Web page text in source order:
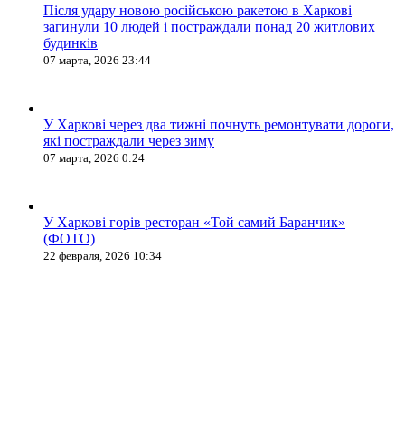
Після удару новою російською ракетою в Харкові
загинули 10 людей і постраждали понад 20 житлових
будинків
07 марта, 2026 23:44
У Харкові через два тижні почнуть ремонтувати дороги,
які постраждали через зиму
07 марта, 2026 0:24
У Харкові горів ресторан «Той самий Баранчик»
(ФОТО)
22 февраля, 2026 10:34